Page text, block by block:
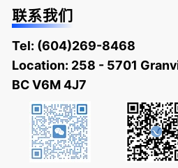
联系我们
Tel: (604)269-8468
Location: 258 - 5701
BC V6M 4J7